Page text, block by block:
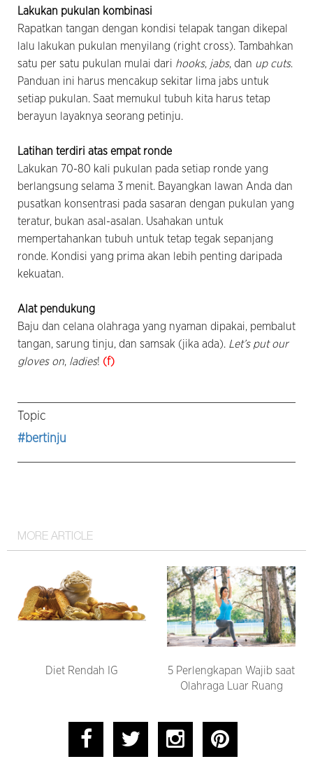
Lakukan pukulan kombinasi
Rapatkan tangan dengan kondisi telapak tangan dikepal
lalu lakukan pukulan menyilang (right cross). Tambahkan
satu per satu pukulan mulai dari hooks, jabs, dan up cuts.
Panduan ini harus mencakup sekitar lima jabs untuk
setiap pukulan. Saat memukul tubuh kita harus tetap
berayun layaknya seorang petinju.
Latihan terdiri atas empat ronde
Lakukan 70-80 kali pukulan pada setiap ronde yang
berlangsung selama 3 menit. Bayangkan lawan Anda dan
pusatkan konsentrasi pada sasaran dengan pukulan yang
teratur, bukan asal-asalan. Usahakan untuk
mempertahankan tubuh untuk tetap tegak sepanjang
ronde. Kondisi yang prima akan lebih penting daripada
kekuatan.
Alat pendukung
Baju dan celana olahraga yang nyaman dipakai, pembalut
tangan, sarung tinju, dan samsak (jika ada). Let’s put our
gloves on, ladies! (f)
Topic
#bertinju
MORE ARTICLE
Diet Rendah IG
5 Perlengkapan Wajib saat
Olahraga Luar Ruang